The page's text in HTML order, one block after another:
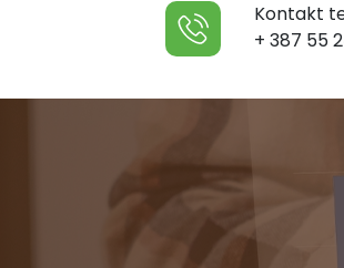
Kontakt
+ 387 55